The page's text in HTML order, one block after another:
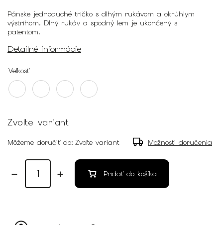
Pánske jednoduché tričko s dlhým rukávom a okrúhlym
výstrihom. Dlhý rukáv a spodný lem je ukončený s
patentom.
Detailné informácie
Veľkosť
Zvoľte variant
Môžeme doručiť do: Zvoľte variant Možnosti doručenia
Pridať do košíka